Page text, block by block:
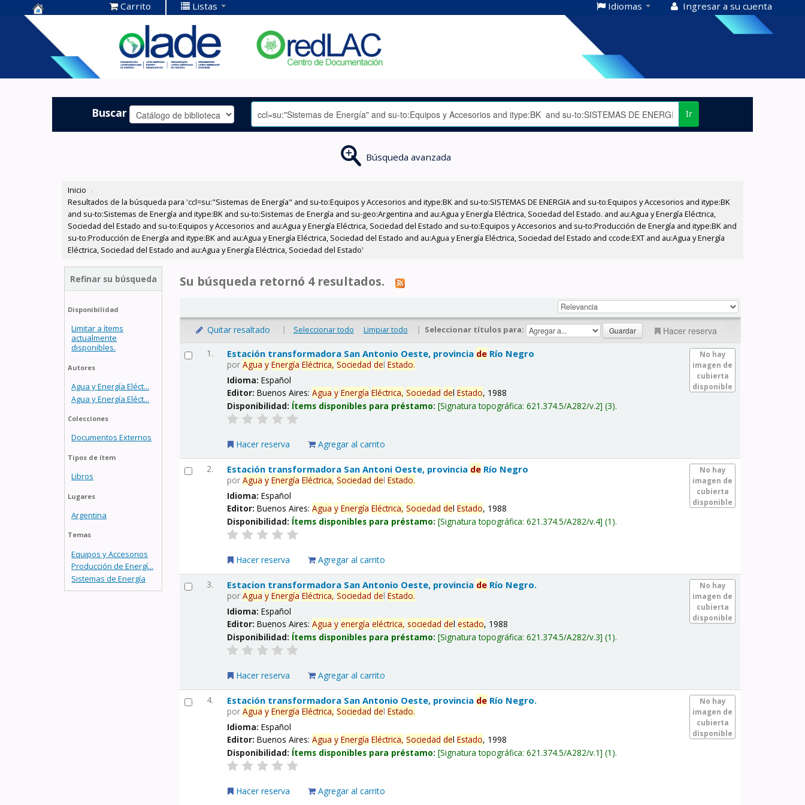
Centro de
Documentación
OLADE -
Carrito Listas Idiomas Ingresar a su cuenta
Buscar Ir
Búsqueda avanzada
Inicio ›
Resultados de la búsqueda para 'ccl=su:"Sistemas de Energía" and su-to:Equipos y Accesorios and itype:BK and su-to:SISTEMAS DE ENERGIA and su-to:Equipos y Accesorios and itype:BK
and su-to:Sistemas de Energía and itype:BK and su-to:Sistemas de Energía and su-geo:Argentina and au:Agua y Energía Eléctrica, Sociedad del Estado. and au:Agua y Energía Eléctrica,
Sociedad del Estado and su-to:Equipos y Accesorios and au:Agua y Energía Eléctrica, Sociedad del Estado and su-to:Equipos y Accesorios and su-to:Producción de Energía and itype:BK and
su-to:Producción de Energía and itype:BK and au:Agua y Energía Eléctrica, Sociedad del Estado and au:Agua y Energía Eléctrica, Sociedad del Estado and ccode:EXT and au:Agua y Energía
Eléctrica, Sociedad del Estado and au:Agua y Energía Eléctrica, Sociedad del Estado'
Refinar su búsqueda
Disponibilidad
Limitar a ítems
actualmente
disponibles.
Autores
Agua y Energía Eléct...
Agua y Energía Eléct...
Colecciones
Documentos Externos
Tipos de ítem
Libros
Lugares
Argentina
Temas
Equipos y Accesorios
Producción de Energí...
Sistemas de Energía
Su búsqueda retornó 4 resultados.
Quitar resaltado | Seleccionar todo Limpiar todo | Seleccionar títulos para: Hacer reserva
1.
No hay
imagen de
cubierta
disponible
Estación transformadora San Antonio Oeste, provincia de Río Negro
porAgua y Energía Eléctrica, Sociedad delEstado.
Idioma:Español
Editor:Buenos Aires:Agua y Energía Eléctrica, Sociedad delEstado, 1988
Disponibilidad: Ítems disponibles para préstamo: Signatura topográfica:621.374.5/A282/v.2 (3).
Hacer reserva Agregar al carrito
2.
No hay
imagen de
cubierta
disponible
Estación transformadora San Antoni Oeste, provincia de Río Negro
porAgua y Energía Eléctrica, Sociedad delEstado.
Idioma:Español
Editor:Buenos Aires:Agua y Energía Eléctrica, Sociedad delEstado, 1988
Disponibilidad: Ítems disponibles para préstamo: Signatura topográfica:621.374.5/A282/v.4 (1).
Hacer reserva Agregar al carrito
3.
No hay
imagen de
cubierta
disponible
Estacion transformadora San Antonio Oeste, provincia de Río Negro.
porAgua y Energía Eléctrica, Sociedad delEstado.
Idioma:Español
Editor:Buenos Aires:Agua y energía eléctrica, sociedad delestado, 1988
Disponibilidad: Ítems disponibles para préstamo: Signatura topográfica:621.374.5/A282/v.3 (1).
Hacer reserva Agregar al carrito
4.
No hay
imagen de
cubierta
disponible
Estación transformadora San Antonio Oeste, provincia de Río Negro.
porAgua y Energía Eléctrica, Sociedad delEstado.
Idioma:Español
Editor:Buenos Aires:Agua y Energía Eléctrica, Sociedad delEstado, 1998
Disponibilidad: Ítems disponibles para préstamo: Signatura topográfica:621.374.5/A282/v.1 (1).
Hacer reserva Agregar al carrito